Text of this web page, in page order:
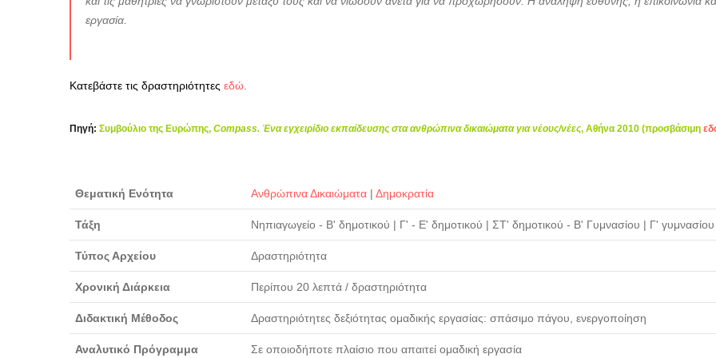
εργασία.
Κατεβάστε τις δραστηριότητες εδώ
Πηγή: Συμβούλιο της Ευρώπης, Compass. Ένα εγχειρίδιο εκπαίδευσης στα ανθρώπινα δικαιώματα για νέους/νέες, Αθήνα 2010 (προσβάσιμη
Θεματική Ενότητα Ανθρώπινα Δικαιώματα | Δημοκρατία
Τάξη Νηπιαγωγείο - Β' δημοτικού | Γ' - Ε' δημοτικού | ΣΤ' δημοτικού - Β' Γυμνασίου | Γ'
Τύπος Αρχείου Δραστηριότητα
Χρονική Διάρκεια Περίπου 20 λεπτά / δραστηριότητα
Διδακτική Μέθοδος Δραστηριότητες δεξιότητας ομαδικής εργασίας: σπάσιμο πάγου, ενεργοποίηση
Αναλυτικό Πρόγραμμα Σε οποιοδήποτε πλαίσιο που απαιτεί ομαδική εργασία